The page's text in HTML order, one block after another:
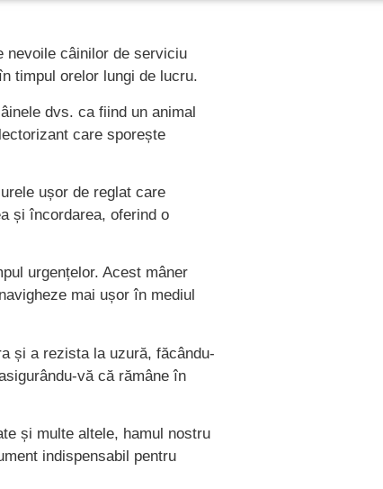
nevoile câinilor de serviciu
timpul orelor lungi de lucru.
dvs. ca fiind un animal
care sporește
ușor de reglat care
și încordarea, oferind o
urgențelor. Acest mâner
mai ușor în mediul
și a rezista la uzură, făcându-
vă că rămâne în
și multe altele, hamul nostru
indispensabil pentru